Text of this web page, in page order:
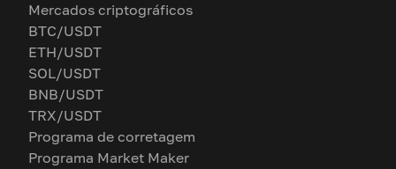
Mercados criptográficos
BTC/USDT
ETH/USDT
SOL/USDT
BNB/USDT
TRX/USDT
Programa de corretagem
Programa Market Maker